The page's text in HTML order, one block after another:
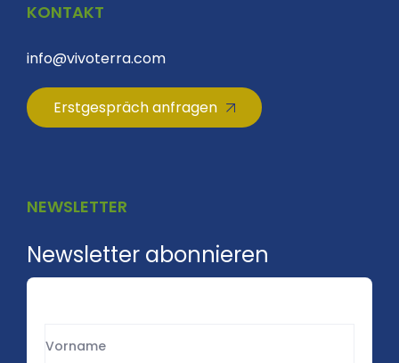
KONTAKT
info@vivoterra.com
Erstgespräch anfragen
NEWSLETTER
Newsletter abonnieren